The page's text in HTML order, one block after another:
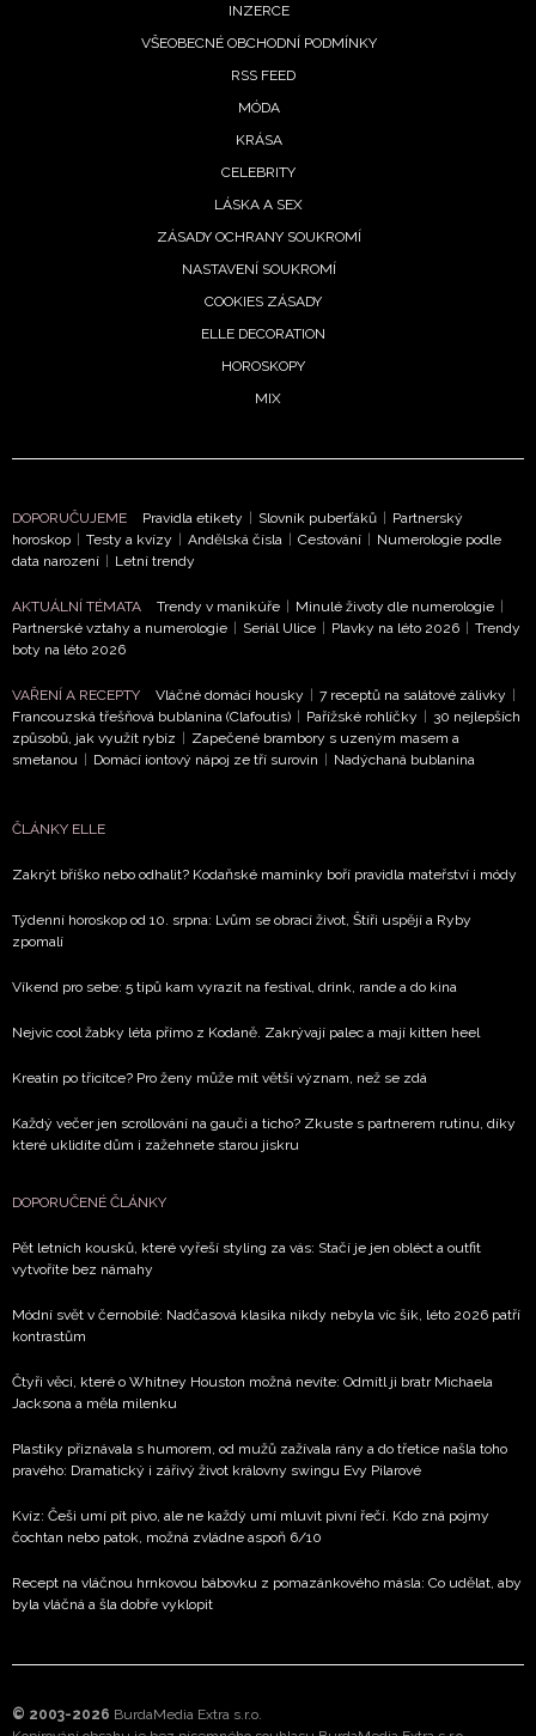
Přihlášením k newsletteru souhlasíte s
podmínkami společnosti BurdaMedia Extra s.r.o.
potvrzujete, že jste se seznámili se
- BurdaMedia Extra s.r.o. bude s
Vašimi údaji pracovat zejména k organizaci a
Chcete navíc dostávat i další zajímavé a exkluzivní
informace od našich partnerů? Pokud souhlasíte se
soukromí BurdaMedia Extra s.r.o.
INZERCE
VŠEOBECNÉ OBCHODNÍ PODMÍNKY
RSS FEED
MÓDA
KRÁSA
CELEBRITY
LÁSKA A SEX
ZÁSADY OCHRANY SOUKROMÍ
NASTAVENÍ SOUKROMÍ
COOKIES ZÁSADY
ELLE DECORATION
HOROSKOPY
MIX
DOPORUČUJEME Pravidla etikety | Slovník puberťáků | Partnerský
horoskop | Testy a kvízy | Andělská čísla | Cestování | Numerologie podle
data narození | Letní trendy
AKTUÁLNÍ TÉMATA Trendy v manikúře | Minulé životy dle numerologie |
Partnerské vztahy a numerologie | Seriál Ulice | Plavky na léto 2026 | Trendy
boty na léto 2026
VAŘENÍ A RECEPTY Vláčné domácí housky | 7 receptů na salátové zálivky |
Francouzská třešňová bublanina (Clafoutis) | Pařížské rohlíčky | 30 nejlepších
způsobů, jak využít rybíz | Zapečené brambory s uzeným masem a
smetanou | Domácí iontový nápoj ze tří surovin | Nadýchaná bublanina
ČLÁNKY ELLE
Zakrýt bříško nebo odhalit? Kodaňské maminky boří pravidla mateřství i módy
Týdenní horoskop od 10. srpna: Lvům se obrací život, Štíři uspějí a Ryby
zpomalí
Víkend pro sebe: 5 tipů kam vyrazit na festival, drink, rande a do kina
Nejvíc cool žabky léta přímo z Kodaně. Zakrývají palec a mají kitten heel
Kreatin po třicítce? Pro ženy může mít větší význam, než se zdá
Každý večer jen scrollování na gauči a ticho? Zkuste s partnerem rutinu, díky
které uklidíte dům i zažehnete starou jiskru
DOPORUČENÉ ČLÁNKY
Pět letních kousků, které vyřeší styling za vás: Stačí je jen obléct a outfit
vytvoříte bez námahy
Módní svět v černobílé: Nadčasová klasika nikdy nebyla víc šik, léto 2026 patří
kontrastům
Čtyři věci, které o Whitney Houston možná nevíte: Odmítl ji bratr Michaela
Jacksona a měla milenku
Plastiky přiznávala s humorem, od mužů zažívala rány a do třetice našla toho
pravého: Dramatický i zářivý život královny swingu Evy Pilarové
Kvíz: Češi umí pít pivo, ale ne každý umí mluvit pivní řečí. Kdo zná pojmy
čochtan nebo patok, možná zvládne aspoň 6/10
Recept na vláčnou hrnkovou bábovku z pomazánkového másla: Co udělat, aby
byla vláčná a šla dobře vyklopit
© 2003-2026 BurdaMedia Extra s.r.o.